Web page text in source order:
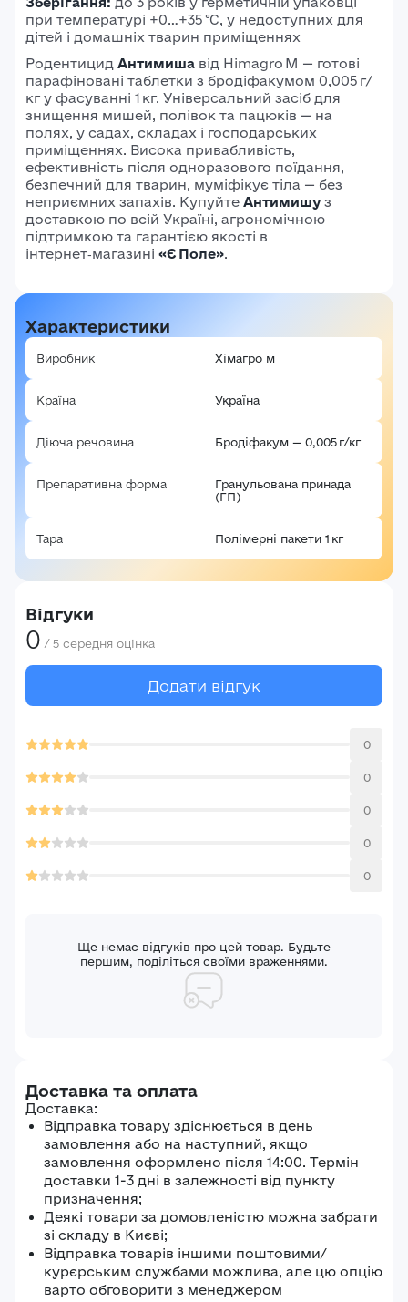
при температурі +0…+35 °C, у недоступних для
дітей і домашніх тварин приміщеннях
Родентицид Антимиша від Himagro M — готові
парафіновані таблетки з бродіфакумом 0,005 г/
кг у фасуванні 1 кг. Універсальний засіб для
знищення мишей, полівок та пацюків — на
полях, у садах, складах і господарських
приміщеннях. Висока привабливість,
ефективність після одноразового поїдання,
безпечний для тварин, муміфікує тіла — без
неприємних запахів. Купуйте Антимишу з
доставкою по всій Україні, агрономічною
підтримкою та гарантією якості в
інтернет‑магазині «Є Поле».
Характеристики
Виробник Хімагро м
Країна Україна
Діюча речовина Бродіфакум — 0,005 г/кг
Препаративна форма
Гранульована принада
(ГП)
Тара Полімерні пакети 1 кг
Відгуки
0 / 5 середня оцінка
Додати відгук
0
0
0
0
0
Ще немає відгуків про цей товар. Будьте
першим, поділіться своїми враженнями.
Доставка та оплата
Доставка:
Відправка товару здіснюється в день
замовлення або на наступний, якщо
замовлення оформлено після 14:00. Термін
доставки 1-3 дні в залежності від пункту
призначення;
Деякі товари за домовленістю можна забрати
зі складу в Києві;
Відправка товарів іншими поштовими/
курєрським службами можлива, але цю опцію
варто обговорити з менеджером
Ваші враження*
E-mail*
Забули пароль? Реєстрація